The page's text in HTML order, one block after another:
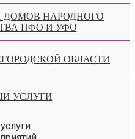
ДОМОВ НАРОДНОГО
ПФО И УФО
ОБЛАСТИ
УСЛУГИ